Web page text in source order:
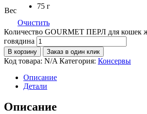
Вес
75 г
Очистить
Количество GOURMET ПЕРЛ для кошек
говядина
В корзину Заказ в один клик
Код товара: N/A Категория: Консервы
Описание
Детали
Описание